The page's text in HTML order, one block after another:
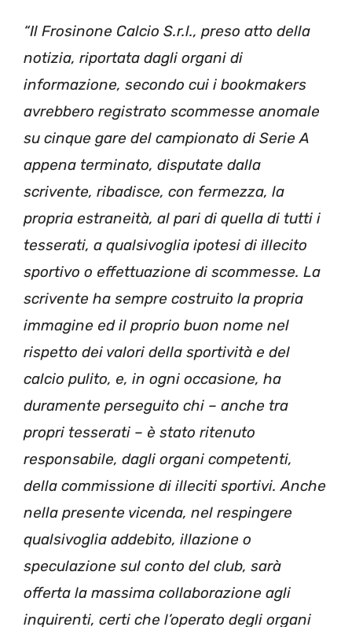
“Il Frosinone Calcio S.r.l., preso atto della
notizia, riportata dagli organi di
informazione, secondo cui i bookmakers
avrebbero registrato scommesse anomale
su cinque gare del campionato di Serie A
appena terminato, disputate dalla
scrivente, ribadisce, con fermezza, la
propria estraneità, al pari di quella di tutti i
tesserati, a qualsivoglia ipotesi di illecito
sportivo o effettuazione di scommesse. La
scrivente ha sempre costruito la propria
immagine ed il proprio buon nome nel
rispetto dei valori della sportività e del
calcio pulito, e, in ogni occasione, ha
duramente perseguito chi – anche tra
propri tesserati – è stato ritenuto
responsabile, dagli organi competenti,
della commissione di illeciti sportivi. Anche
nella presente vicenda, nel respingere
qualsivoglia addebito, illazione o
speculazione sul conto del club, sarà
offerta la massima collaborazione agli
inquirenti, certi che l’operato degli organi